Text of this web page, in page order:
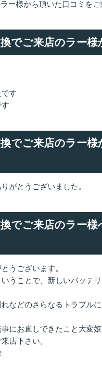
ー様から頂いた口コミをご
でご来店のラー様
す
でご来店のラー
がとうございました。
でご来店のラー
うございます。
うことで、新しいバッテ
などのさらなるトラブル
にお直しできたこと大変嬉
店下さい。